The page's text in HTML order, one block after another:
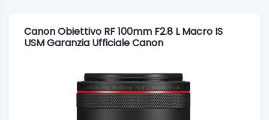
Canon Obiettivo RF 100mm F2.8 L Macro IS
USM Garanzia Ufficiale Canon